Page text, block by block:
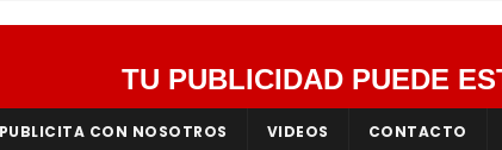
TU PUBLICIDAD PUEDE
PUBLICITA CON NOSOTROS VIDEOS CONTACTO